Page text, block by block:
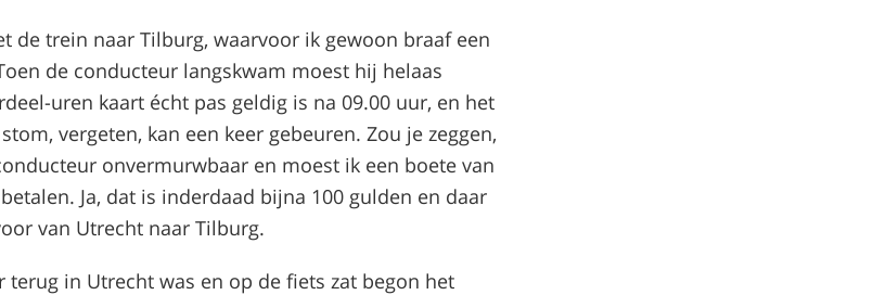
de trein naar Tilburg, waarvoor ik gewoon braaf een
de conducteur langskwam moest hij helaas
uren kaart écht pas geldig is na 09.00 uur, en het
vergeten, kan een keer gebeuren. Zou je zeggen,
onvermurwbaar en moest ik een boete van
Ja, dat is inderdaad bijna 100 gulden en daar
van Utrecht naar Tilburg.
terug in Utrecht was en op de fiets zat begon het